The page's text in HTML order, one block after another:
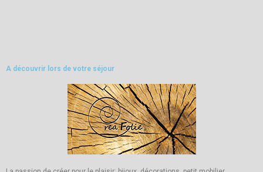
A découvrir lors de votre séjour